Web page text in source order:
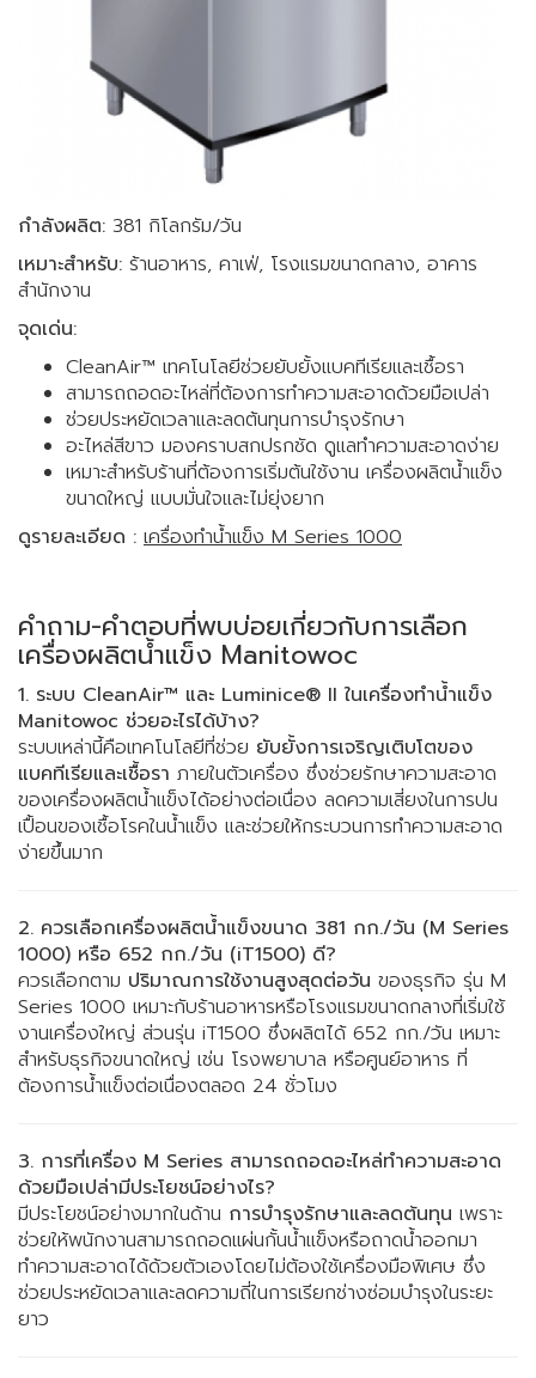
กำลังผลิต: 381 กิโลกรัม/วัน
เหมาะสำหรับ: ร้านอาหาร, คาเฟ่, โรงแรมขนาดกลาง, อาคาร
สำนักงาน
จุดเด่น:
CleanAir™ เทคโนโลยีช่วยยับยั้งแบคทีเรียและเชื้อรา
สามารถถอดอะไหล่ที่ต้องการทำความสะอาดด้วยมือเปล่า
ช่วยประหยัดเวลาและลดต้นทุนการบำรุงรักษา
อะไหล่สีขาว มองคราบสกปรกชัด ดูแลทำความสะอาดง่าย
เหมาะสำหรับร้านที่ต้องการเริ่มต้นใช้งาน เครื่องผลิตน้ำแข็ง
ขนาดใหญ่ แบบมั่นใจและไม่ยุ่งยาก
ดูรายละเอียด : เครื่องทำน้ำแข็ง M Series 1000
คำถาม-คำตอบที่พบบ่อยเกี่ยวกับการเลือก
เครื่องผลิตน้ำแข็ง Manitowoc
1. ระบบ CleanAir™ และ Luminice® II ในเครื่องทำน้ำแข็ง
Manitowoc ช่วยอะไรได้บ้าง?
ระบบเหล่านี้คือเทคโนโลยีที่ช่วย ยับยั้งการเจริญเติบโตของ
แบคทีเรียและเชื้อรา ภายในตัวเครื่อง ซึ่งช่วยรักษาความสะอาด
ของเครื่องผลิตน้ำแข็งได้อย่างต่อเนื่อง ลดความเสี่ยงในการปน
เปื้อนของเชื้อโรคในน้ำแข็ง และช่วยให้กระบวนการทำความสะอาด
ง่ายขึ้นมาก
2. ควรเลือกเครื่องผลิตน้ำแข็งขนาด 381 กก./วัน (M Series
1000) หรือ 652 กก./วัน (iT1500) ดี?
ควรเลือกตาม ปริมาณการใช้งานสูงสุดต่อวัน ของธุรกิจ รุ่น M
Series 1000 เหมาะกับร้านอาหารหรือโรงแรมขนาดกลางที่เริ่มใช้
งานเครื่องใหญ่ ส่วนรุ่น iT1500 ซึ่งผลิตได้ 652 กก./วัน เหมาะ
สำหรับธุรกิจขนาดใหญ่ เช่น โรงพยาบาล หรือศูนย์อาหาร ที่
ต้องการน้ำแข็งต่อเนื่องตลอด 24 ชั่วโมง
3. การที่เครื่อง M Series สามารถถอดอะไหล่ทำความสะอาด
ด้วยมือเปล่ามีประโยชน์อย่างไร?
มีประโยชน์อย่างมากในด้าน การบำรุงรักษาและลดต้นทุน เพราะ
ช่วยให้พนักงานสามารถถอดแผ่นกั้นน้ำแข็งหรือถาดน้ำออกมา
ทำความสะอาดได้ด้วยตัวเองโดยไม่ต้องใช้เครื่องมือพิเศษ ซึ่ง
ช่วยประหยัดเวลาและลดความถี่ในการเรียกช่างซ่อมบำรุงในระยะ
ยาว